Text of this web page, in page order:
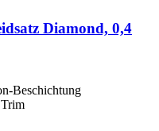
Diamond, 0,4
Beschichtung